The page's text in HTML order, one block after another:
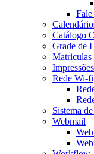
Catálogo
Grade de
Matriculas
Rede Wi-fi
Sistema
Webmail